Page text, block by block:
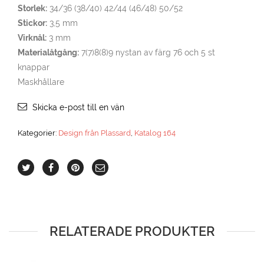
Storlek: 34/36 (38/40) 42/44 (46/48) 50/52
Stickor: 3,5 mm
Virknål: 3 mm
Materialåtgång: 7(7)8(8)9 nystan av färg 76 och 5 st
knappar
Maskhållare
Skicka e-post till en vän
Kategorier: Design från Plassard Katalog 164
RELATERADE PRODUKTER